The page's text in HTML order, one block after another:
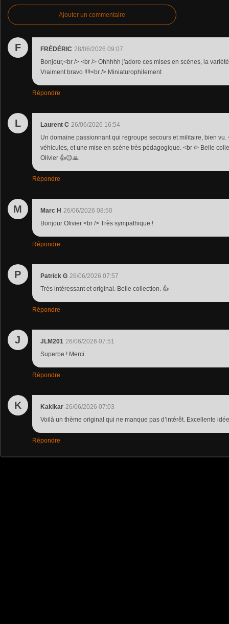
Ajouter un commentaire
F FRÉDÉRIC 28/06/2026 09:07
Bonjour,<br /> <br /> Ohhhhh j'adore ces mises en scènes, la
Vraiment bravo !!!!<br /> Miniaturophilement
Répondre
L Laurent C 26/06/2026 16:54
Un domaine passionnant qui regroupe secours et militaire, bien vu.
véhicules, et une mise en scène très pédagogique. <br /> Belle
Olivier 👍😉🙏
Répondre
M Marc H 26/06/2026 08:50
Bonjour Olivier <br /> Très sympathique !
Répondre
P Patrick G 26/06/2026 07:57
Très intéressant et original. Belle collection. 👍
Répondre
J JLM201 26/06/2026 07:51
Superbe ! Merci.
Répondre
K Kakikar 26/06/2026 07:03
Voilà un thème original qui ne manque pas d’intérêt. Excellente
Répondre